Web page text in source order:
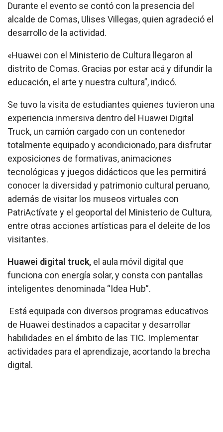
Durante el evento se contó con la presencia del
alcalde de Comas, Ulises Villegas, quien agradeció el
desarrollo de la actividad.
«Huawei con el Ministerio de Cultura llegaron al
distrito de Comas. Gracias por estar acá y difundir la
educación, el arte y nuestra cultura”, indicó.
Se tuvo la visita de estudiantes quienes tuvieron una
experiencia inmersiva dentro del Huawei Digital
Truck, un camión cargado con un contenedor
totalmente equipado y acondicionado, para disfrutar
exposiciones de formativas, animaciones
tecnológicas y juegos didácticos que les permitirá
conocer la diversidad y patrimonio cultural peruano,
además de visitar los museos virtuales con
PatriActívate y el geoportal del Ministerio de Cultura,
entre otras acciones artísticas para el deleite de los
visitantes.
Huawei digital truck, el aula móvil digital que
funciona con energía solar, y consta con pantallas
inteligentes denominada “Idea Hub”.
Está equipada con diversos programas educativos
de Huawei destinados a capacitar y desarrollar
habilidades en el ámbito de las TIC. Implementar
actividades para el aprendizaje, acortando la brecha
digital.